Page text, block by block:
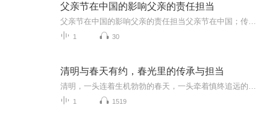
父亲节在中国的影响父亲的责任担当
1 30
清明与春天有约，春光里的传承与担当
1 1519